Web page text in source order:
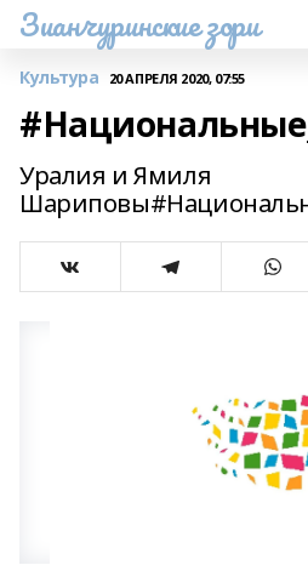
Зианчуринские зори
Культура 20 АПРЕЛЯ 2020, 07:55
Уралия и Ямиля